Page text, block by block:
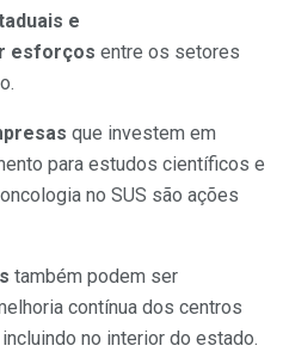
e
esforços entre os setores
que investem em
para estudos científicos e
no SUS são ações
também podem ser
contínua dos centros
no interior do estado.